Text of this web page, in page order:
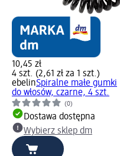
10,45 zł
4 szt. (2,61 zł za 1 szt.)
ebelinSpiralne małe gumki
do włosów, czarne, 4 szt.
(0)
Dostawa dostępna
Wybierz sklep dm